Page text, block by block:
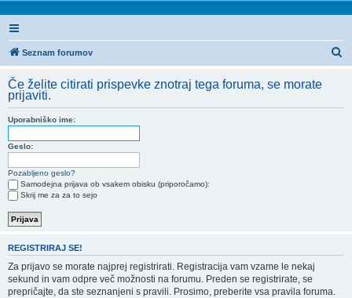
Seznam forumov
a
Če želite citirati prispevke znotraj tega foruma, se morate
prijaviti.
Uporabniško ime:
Geslo:
Pozabljeno geslo?
Samodejna prijava ob vsakem obisku (priporočamo):
Skrij me za za to sejo
REGISTRIRAJ SE!
Za prijavo se morate najprej registrirati. Registracija vam vzame le nekaj
sekund in vam odpre več možnosti na forumu. Preden se registrirate, se
prepričajte, da ste seznanjeni s pravili. Prosimo, preberite vsa pravila foruma.